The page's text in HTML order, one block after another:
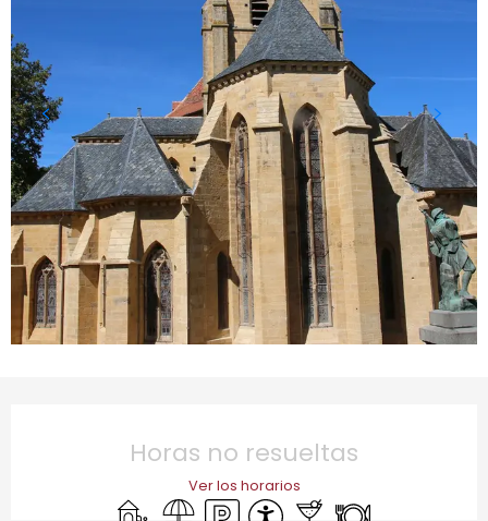
Horas no resueltas
Ver los horarios
Juegos infantiles / Zona de juegos
Zona de picnic
Aparcamiento
Accesibilidad
Bar / Refrigerio
Restaurante